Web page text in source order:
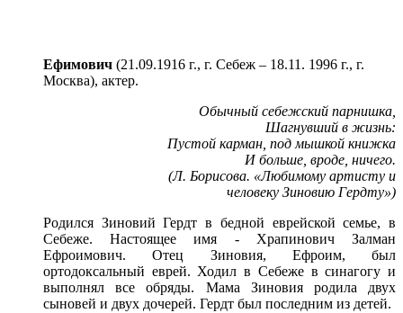
Ефимович (21.09.1916 г., г. Себеж – 18.11. 1996 г., г.
Москва), актер.
Обычный себежский парнишка,
Шагнувший в жизнь:
Пустой карман, под мышкой книжка
И больше, вроде, ничего.
(Л. Борисова. «Любимому артисту и
человеку Зиновию Гердту»)
Родился Зиновий Гердт в бедной еврейской семье, в
Себеже. Настоящее имя - Храпинович Залман
Ефроимович. Отец Зиновия, Ефроим, был
ортодоксальный еврей. Ходил в Себеже в синагогу и
выполнял все обряды. Мама Зиновия родила двух
сыновей и двух дочерей. Гердт был последним из детей.